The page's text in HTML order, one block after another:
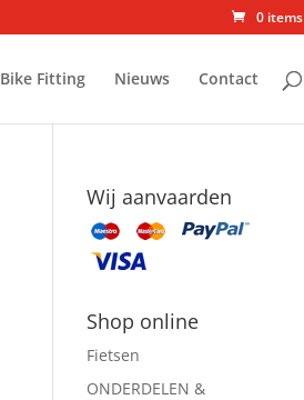
0 items
Bike Fitting Nieuws Contact
Wij aanvaarden
Shop online
Fietsen
ONDERDELEN &